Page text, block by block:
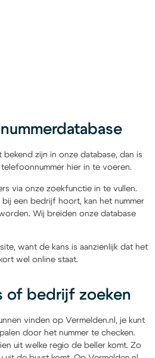
zijn in onze database, dan is
hier in te voeren.
via onze zoekfunctie in te vullen.
een bedrijf hoort, kan het nummer
Wij breiden onze database
want de kans is aanzienlijk dat het
wel online staat.
of bedrijf zoeken
vinden op Vermelden.nl, je kunt
door het nummer te checken.
uit welke regio de beller komt. Zo